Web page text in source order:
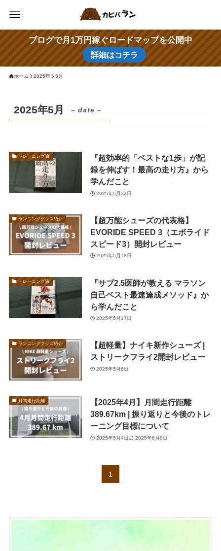
ブログで月1万円稼ぐロードマップを公開中
詳細はコチラ
ホーム 2025年 5月
2025年5月 – date –
トレーニング論
『超効率的「ベストな1歩」が記
録を伸ばす！最高の走り方』から
学んだこと
2025年5月22日
ランニンググッズ紹介
【超万能シューズの代表格】
EVORIDE SPEED 3（エボライド
スピード3）開封レビュー
2025年5月18日
トレーニング論
『サブ2.5医師が教える マラソン
自己ベスト最速達成メソッド』か
ら学んだこと
2025年5月17日
ランニンググッズ紹介
【超軽量】ナイキ新作シューズ |
ストリークフライ2開封レビュー
2025年5月6日
月間走行距離
【2025年4月】月間走行距離
389.67km | 振り返りと今後のトレ
ーニング目標について
2025年5月4日 2025年6月8日
1